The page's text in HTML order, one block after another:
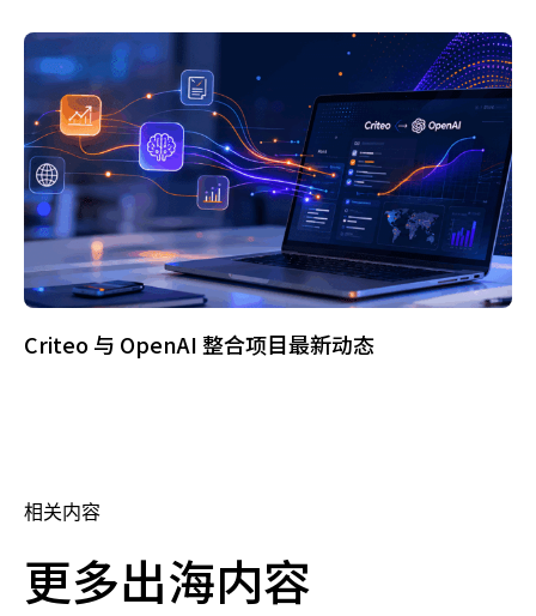
Criteo 与 OpenAI 整合项目最新动态
相关内容
更多出海内容